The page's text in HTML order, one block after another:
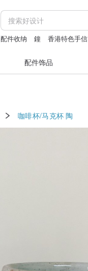
配件收纳 鐘 香港特色手信
配件饰品
咖啡杯/马克杯 陶